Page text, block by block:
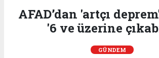
AFAD’dan 'artçı
'6 ve üzerine
GÜNDEM